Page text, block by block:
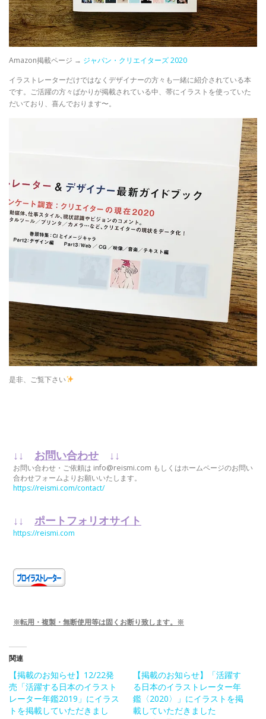
Amazon掲載ページ → ジャパン・クリエイターズ 2020
イラストレーターだけではなくデザイナーの方々も一緒に紹介されている本
です。ご活躍の方々ばかりが掲載されている中、帯にイラストを使っていた
だいており、喜んでおります〜。
是非、ご覧下さい
↓↓ お問い合わせ ↓↓
お問い合わせ・ご依頼は info@reismi.com もしくはホームページのお問い
合わせフォームよりお願いいたします。
https://reismi.com/contact/
↓↓ ポートフォリオサイト
https://reismi.com
※転用・複製・無断使用等は固くお断り致します。※
関連
【掲載のお知らせ】12/22発
売「活躍する日本のイラスト
レーター年鑑2019」にイラス
トを掲載していただきまし
【掲載のお知らせ】「活躍す
る日本のイラストレーター年
鑑〈2020〉」にイラストを掲
載していただきました